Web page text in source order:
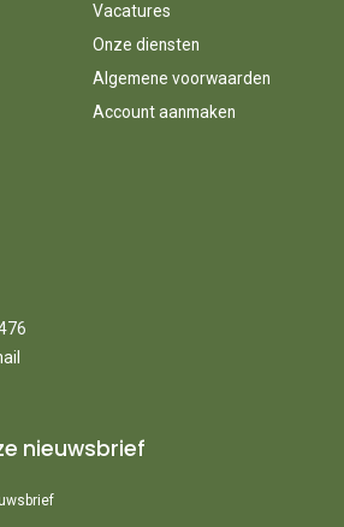
Vacatures
Onze diensten
Algemene voorwaarden
Account aanmaken
nieuwsbrief